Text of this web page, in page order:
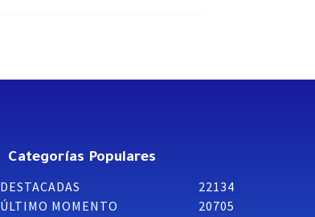
Categorías Populares
DESTACADAS
22134
ÚLTIMO MOMENTO
20705